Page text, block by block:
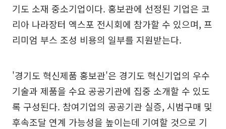
기도 소재 중소기업이다. 홍보관에 선정된 기업은 코
리아 나라장터 엑스포 전시회에 참가할 수 있으며, 프
리미엄 부스 조성 비용의 일부를 지원받는다.
'경기도 혁신제품 홍보관'은 경기도 혁신기업의 우수
기술과 제품을 수요 공공기관에 집중 소개할 수 있도
록 구성된다. 참여기업의 공공기관 실증, 시범구매 및
후속조달 연계 가능성을 높이는데 기여할 것으로 기